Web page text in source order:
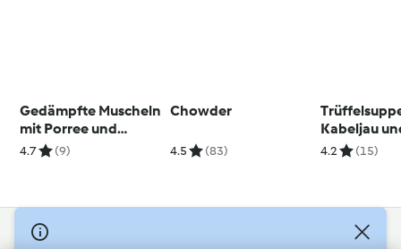
Gedämpfte Muscheln
mit Porree und
Kokos-Sauce
4.7 (9)
Chowder
4.5 (83)
Kabeljau
4.2 (15)
© Copyright 2026